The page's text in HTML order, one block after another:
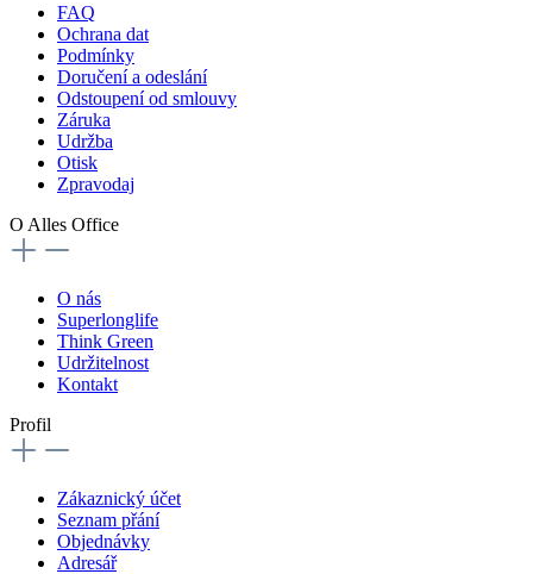
FAQ
Ochrana dat
Podmínky
Doručení a odeslání
Odstoupení od smlouvy
Záruka
Udržba
Otisk
Zpravodaj
O Alles Office
O nás
Superlonglife
Think Green
Udržitelnost
Kontakt
Profil
Zákaznický účet
Seznam přání
Objednávky
Adresář